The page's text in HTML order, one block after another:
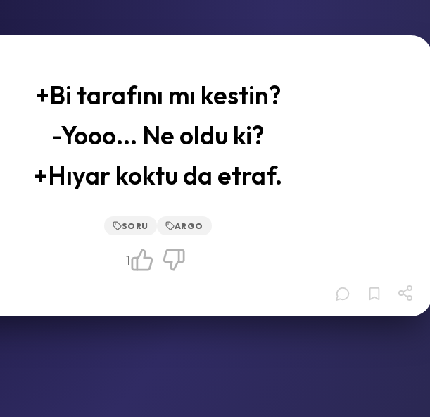
+Bi tarafını mı kestin?
-Yooo... Ne oldu ki?
+Hıyar koktu da etraf.
SORU ARGO
1